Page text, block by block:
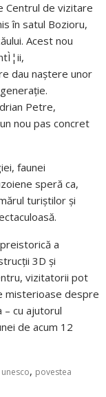
Centrul de vizitare
în satul Bozioru,
Acest nou
dau naștere unor
Petre,
nou pas concret
faunei
speră ca,
turiștilor și
a
3D și
vizitatorii pot
misterioase despre
cu ajutorul
de acum 12
, povestea